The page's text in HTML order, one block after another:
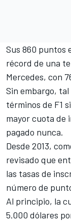
Sus 860 puntos
récord de una
Mercedes, con
Sin embargo,
términos de F1
mayor cuota de
pagado nunca.
Desde 2013,
revisado que
las tasas de
número de
Al principio, la
5.000 dólares